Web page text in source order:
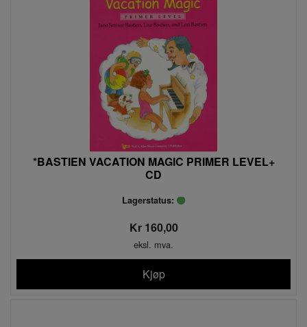
*BASTIEN VACATION MAGIC PRIMER LEVEL+
CD
Lagerstatus:
Kr 160,00
eksl. mva.
Kjøp